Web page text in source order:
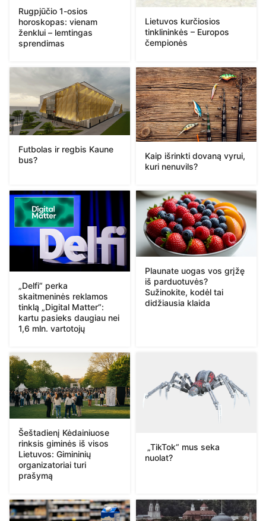
Rugpjūčio 1-osios
horoskopas: vienam
ženklui – lemtingas
sprendimas
Lietuvos kurčiosios
tinklininkės – Europos
čempionės
Futbolas ir regbis Kaune
bus?
Kaip išrinkti dovaną vyrui,
kuri nenuvils?
„Delfi“ perka
skaitmeninės reklamos
tinklą „Digital Matter“:
kartu pasieks daugiau nei
1,6 mln. vartotojų
Plaunate uogas vos grįžę
iš parduotuvės?
Sužinokite, kodėl tai
didžiausia klaida
Šeštadienį Kėdainiuose
rinksis giminės iš visos
Lietuvos: Gimininių
organizatoriai turi
prašymą
„TikTok“ mus seka
nuolat?